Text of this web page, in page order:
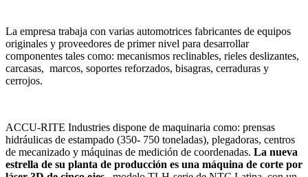
La empresa trabaja con varias automotrices fabricantes de equipos
originales y proveedores de primer nivel para desarrollar
componentes tales como: mecanismos reclinables, rieles deslizantes,
carcasas, marcos, soportes reforzados, bisagras, cerraduras y
cerrojos.
ACCU-RITE Industries dispone de maquinaria como: prensas
hidráulicas de estampado (350- 750 toneladas), plegadoras, centros
de mecanizado y máquinas de medición de coordenadas. La nueva
estrella de su planta de producción es una máquina de corte por